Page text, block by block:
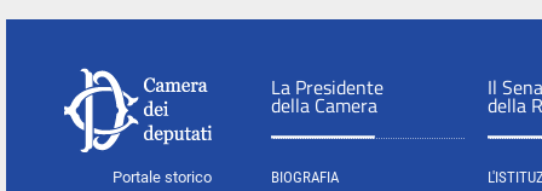
Portale storico
La Presidente
della Camera
BIOGRAFIA
Il
della